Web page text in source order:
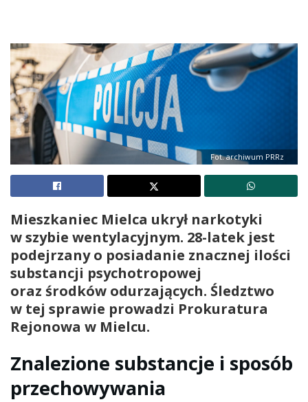
Fot. archiwum PRRz
Mieszkaniec Mielca ukrył narkotyki
w szybie wentylacyjnym. 28-latek jest
podejrzany o posiadanie znacznej ilości
substancji psychotropowej
oraz środków odurzających. Śledztwo
w tej sprawie prowadzi Prokuratura
Rejonowa w Mielcu.
Znalezione substancje i sposób
przechowywania